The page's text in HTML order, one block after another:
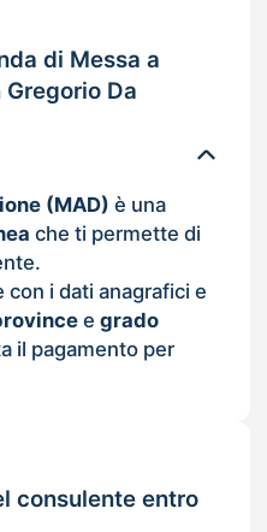
di Messa a
Da
(MAD) è una
che ti permette di
con i dati anagrafici e
e grado
il pagamento per
consulente entro